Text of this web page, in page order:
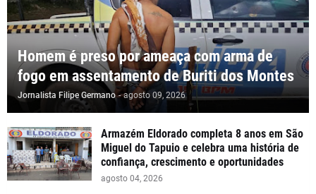
Homem é preso por ameaça com arma de
fogo em assentamento de Buriti dos Montes
Jornalista Filipe Germano - agosto 09, 2026
Armazém Eldorado completa 8 anos em São
Miguel do Tapuio e celebra uma história de
confiança, crescimento e oportunidades
agosto 04, 2026